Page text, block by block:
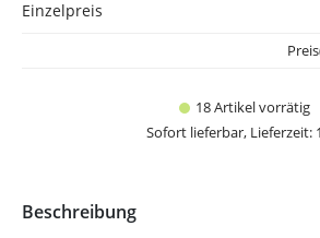
Einzelpreis
18 Artikel vorrätig
Sofort lieferbar, Lieferzeit:
Beschreibung